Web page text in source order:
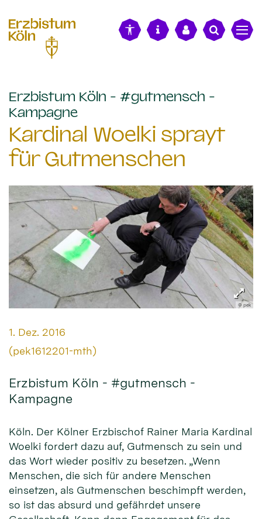
Erzbistum Köln - #gutmensch -
Kampagne:
Kardinal Woelki sprayt
für Gutmenschen
© pek
Datum:
1. Dez. 2016
Von:
(pek1612201-mth)
Erzbistum Köln - #gutmensch -
Kampagne
Köln. Der Kölner Erzbischof Rainer Maria Kardinal
Woelki fordert dazu auf, Gutmensch zu sein und
das Wort wieder positiv zu besetzen. „Wenn
Menschen, die sich für andere Menschen
einsetzen, als Gutmenschen beschimpft werden,
so ist das absurd und gefährdet unsere